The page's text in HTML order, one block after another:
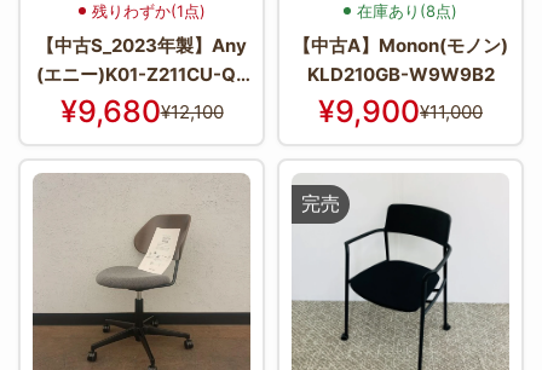
残りわずか(1点)
【中古S_2023年製】Any
(エニー)K01-Z211CU-Q6
G2Q61
¥9,680¥12,100
在庫あり(8点)
【中古A】Monon(モノン)
KLD210GB-W9W9B2
¥9,900¥11,000
完売